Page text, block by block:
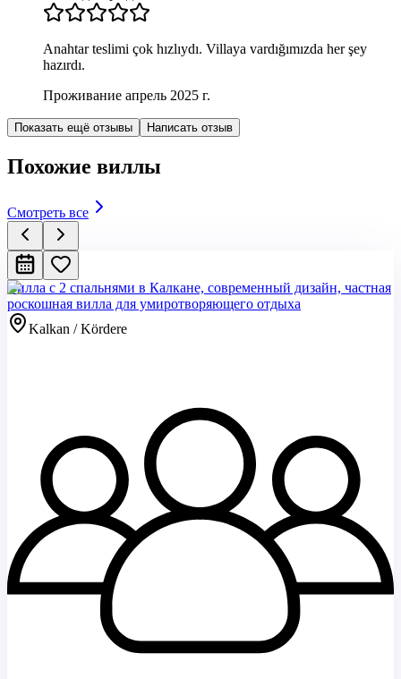
Anahtar teslimi çok hızlıydı. Villaya vardığımızda her şey
hazırdı.
Проживание апрель 2025 г.
Показать ещё отзывы Написать отзыв
Похожие виллы
Смотреть все
Вилла с 2 спальнями в Калкане, современный дизайн, частная
роскошная вилла для умиротворяющего отдыха
Kalkan / Kördere